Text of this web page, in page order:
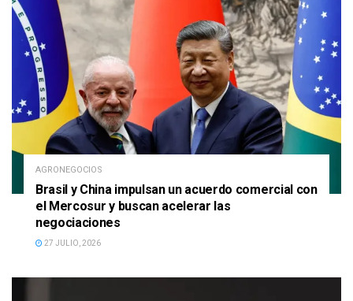
AGRONEGOCIOS
Brasil y China impulsan un acuerdo comercial con
el Mercosur y buscan acelerar las
negociaciones
27 JULIO, 2026